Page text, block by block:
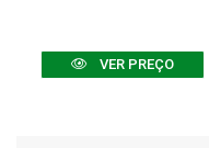
VER PREÇO